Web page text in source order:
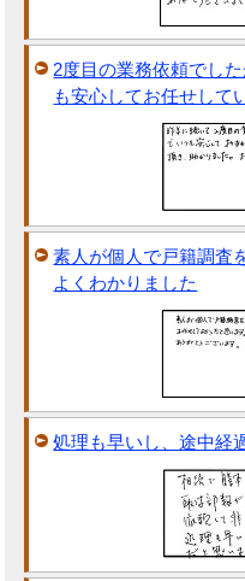
2度目の業務依頼でし
も安心してお任せして
素人が個人で戸籍調査
よくわかりました
処理も早いし、途中経